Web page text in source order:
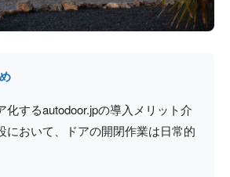
化するautodoor.jpの導入メリット介
において、ドアの開閉作業は日常的